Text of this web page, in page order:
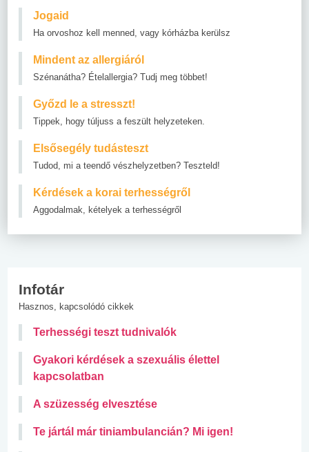
Jogaid
Ha orvoshoz kell menned, vagy kórházba kerülsz
Mindent az allergiáról
Szénanátha? Ételallergia? Tudj meg többet!
Győzd le a stresszt!
Tippek, hogy túljuss a feszült helyzeteken.
Elsősegély tudásteszt
Tudod, mi a teendő vészhelyzetben? Teszteld!
Kérdések a korai terhességről
Aggodalmak, kételyek a terhességről
Infotár
Hasznos, kapcsolódó cikkek
Terhességi teszt tudnivalók
Gyakori kérdések a szexuális élettel
kapcsolatban
A szüzesség elvesztése
Te jártál már tiniambulancián? Mi igen!